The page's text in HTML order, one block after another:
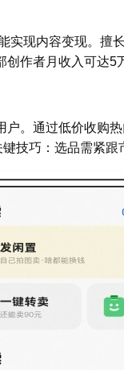
实现内容变现。
创作者月收入可达5
户。通过低价收购
技巧：选品需紧